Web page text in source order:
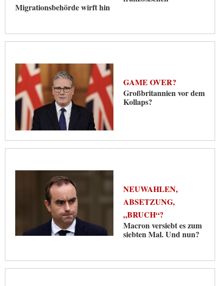
Migrationsbehörde wirft hin
GAME OVER?
Großbritannien vor dem
Kollaps?
NEUWAHLEN,
ABSETZUNG,
„BRUCH“?
Macron versiebt es zum
siebten Mal. Und nun?